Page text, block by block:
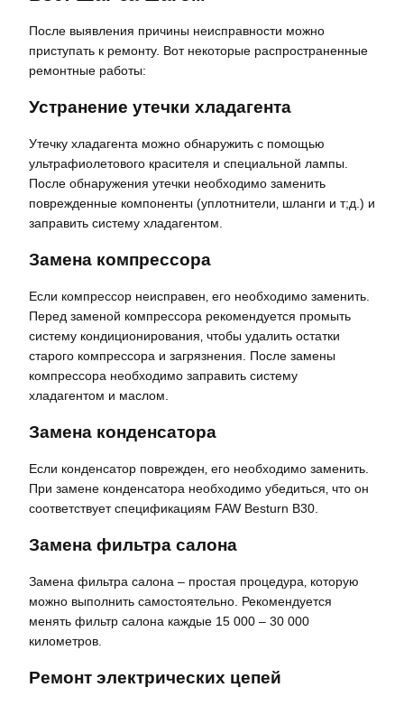
После выявления причины неисправности можно
приступать к ремонту. Вот некоторые распространенные
ремонтные работы:
Устранение утечки хладагента
Утечку хладагента можно обнаружить с помощью
ультрафиолетового красителя и специальной лампы.
После обнаружения утечки необходимо заменить
поврежденные компоненты (уплотнители‚ шланги и т;д.) и
заправить систему хладагентом.
Замена компрессора
Если компрессор неисправен‚ его необходимо заменить.
Перед заменой компрессора рекомендуется промыть
систему кондиционирования‚ чтобы удалить остатки
старого компрессора и загрязнения. После замены
компрессора необходимо заправить систему
хладагентом и маслом.
Замена конденсатора
Если конденсатор поврежден‚ его необходимо заменить.
При замене конденсатора необходимо убедиться‚ что он
соответствует спецификациям FAW Besturn B30.
Замена фильтра салона
Замена фильтра салона – простая процедура‚ которую
можно выполнить самостоятельно. Рекомендуется
менять фильтр салона каждые 15 000 – 30 000
километров.
Ремонт электрических цепей